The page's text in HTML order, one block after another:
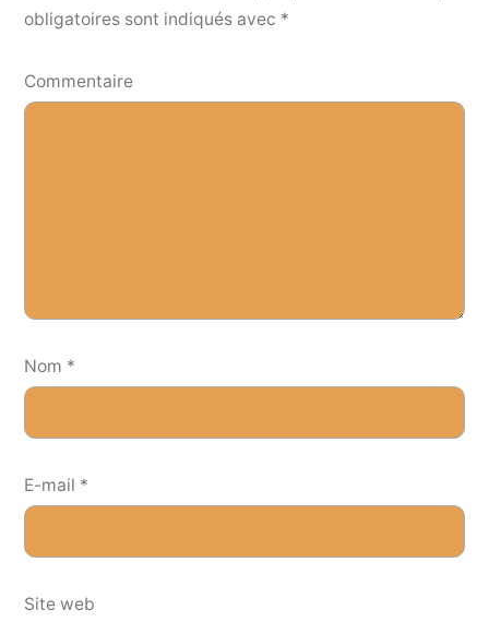
obligatoires sont indiqués avec *
Commentaire
Nom *
E-mail *
Site web